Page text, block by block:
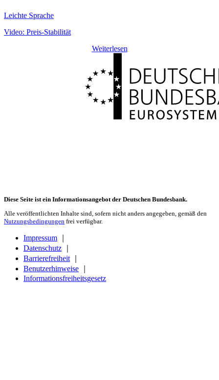
Leichte Sprache
Video: Preis-Stabilität
Weiterlesen
Diese Seite ist ein Informationsangebot der Deutschen Bundesbank.
Alle veröffentlichten Inhalte sind, sofern nicht anders angegeben, gemäß den
Nutzungsbedingungen frei verfügbar.
Impressum
Datenschutz
Barrierefreiheit｜
Benutzerhinweise
Informationsfreiheitsgesetz